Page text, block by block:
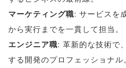
マーケティング職: サービスを
から実行までを一貫して担当 。
エンジニア職: 革新的な技術で
する開発のプロフェッショナル。